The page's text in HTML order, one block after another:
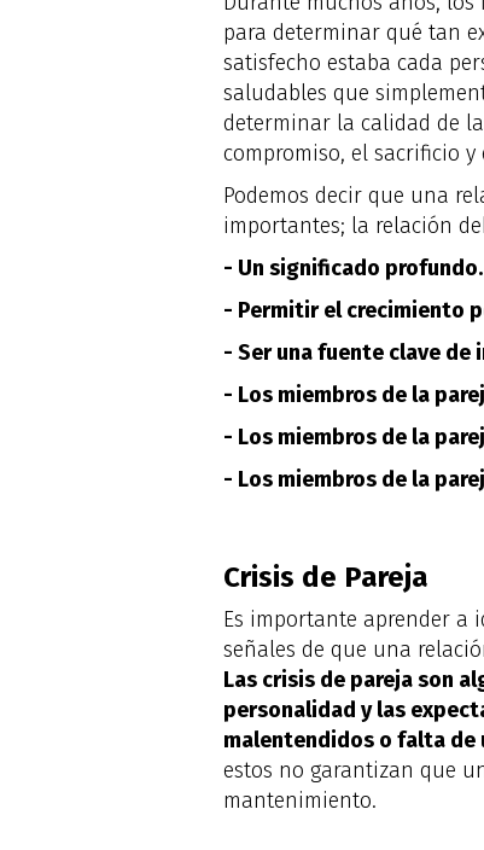
para determinar qué tan
satisfecho estaba cada
saludables que
determinar la calidad de
compromiso, el sacrificio
Podemos decir que una
importantes; la relación
- Un significado profundo.
- Permitir el crecimiento
- Ser una fuente clave
- Los miembros de la
- Los miembros de la
- Los miembros de la
Crisis de Pareja
Es importante aprender a
señales de que una
Las crisis de pareja son
personalidad y las
malentendidos o falta de
estos no garantizan que
mantenimiento.